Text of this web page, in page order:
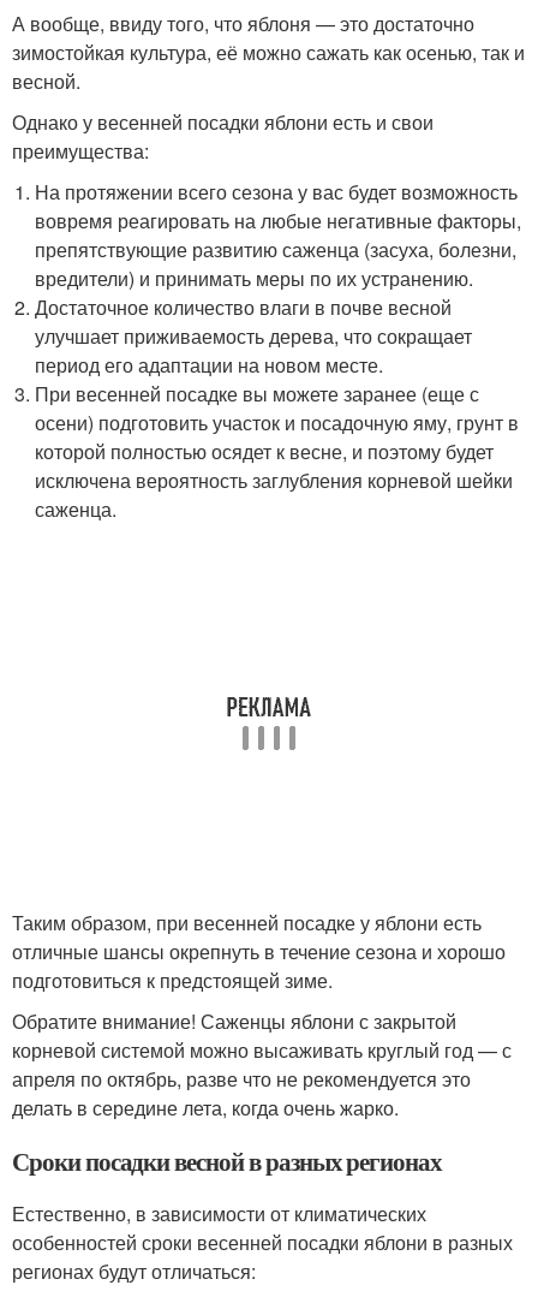
А вообще, ввиду того, что яблоня — это достаточно
зимостойкая культура, её можно сажать как осенью, так и
весной.
Однако у весенней посадки яблони есть и свои
преимущества:
На протяжении всего сезона у вас будет возможность
вовремя реагировать на любые негативные факторы,
препятствующие развитию саженца (засуха, болезни,
вредители) и принимать меры по их устранению.
Достаточное количество влаги в почве весной
улучшает приживаемость дерева, что сокращает
период его адаптации на новом месте.
При весенней посадке вы можете заранее (еще с
осени) подготовить участок и посадочную яму, грунт в
которой полностью осядет к весне, и поэтому будет
исключена вероятность заглубления корневой шейки
саженца.
Таким образом, при весенней посадке у яблони есть
отличные шансы окрепнуть в течение сезона и хорошо
подготовиться к предстоящей зиме.
Обратите внимание! Саженцы яблони с закрытой
корневой системой можно высаживать круглый год — с
апреля по октябрь, разве что не рекомендуется это
делать в середине лета, когда очень жарко.
Сроки посадки весной в разных регионах
Естественно, в зависимости от климатических
особенностей сроки весенней посадки яблони в разных
регионах будут отличаться: